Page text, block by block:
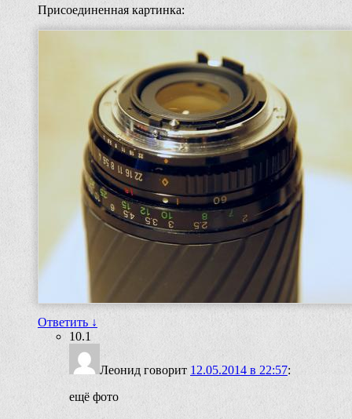
Присоединенная картинка:
Ответить ↓
10.1
Леонид говорит 12.05.2014 в 22:57:
ещё фото